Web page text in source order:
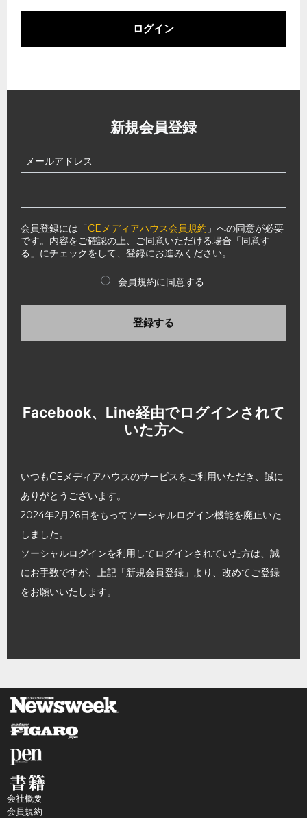
ログイン
新規会員登録
メールアドレス
会員登録には「CEメディアハウス会員規約 」への同意が必要
です。内容をご確認の上、ご同意いただける場合「同意す
る」にチェックをして、登録にお進みください。
会員規約に同意する
登録する
Facebook、Line経由でログインされて
いた方へ
いつもCEメディアハウスのサービスをご利用いただき、誠に
ありがとうございます。
2024年2月26日をもってソーシャルログイン機能を廃止いた
しました。
ソーシャルログインを利用してログインされていた方は、誠
にお手数ですが、上記「新規会員登録」より、改めてご登録
をお願いいたします。
会社概要
会員規約